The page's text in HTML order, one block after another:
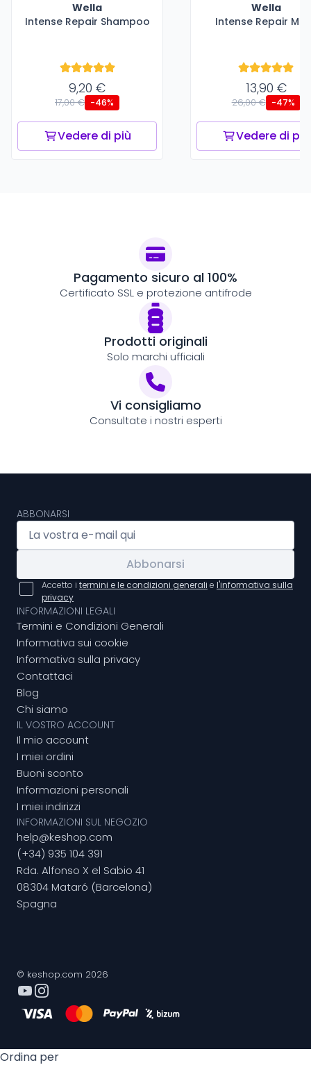
Wella
Intense Repair Shampoo
9,20 €
17,00 € -46%
Vedere di più
Wella
Intense Repair
13,90 €
26,00 € -47%
Vedere di più
Pagamento sicuro al 100%
Certificato SSL e protezione antifrode
Prodotti originali
Solo marchi ufficiali
Vi consigliamo
Consultate i nostri esperti
ABBONARSI
Abbonarsi
Accetto i termini e le condizioni generali e l'informativa sulla
privacy
INFORMAZIONI LEGALI
Termini e Condizioni Generali
Informativa sui cookie
Informativa sulla privacy
Contattaci
Blog
Chi siamo
IL VOSTRO ACCOUNT
Il mio account
I miei ordini
Buoni sconto
Informazioni personali
I miei indirizzi
INFORMAZIONI SUL NEGOZIO
help@keshop.com
(+34) 935 104 391
Rda. Alfonso X el Sabio 41
08304 Mataró (Barcelona)
Spagna
© keshop.com 2026
Ordina per